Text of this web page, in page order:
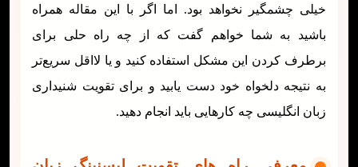
خیلی چشمگیر نخواهد بود. اما اگر با این مقاله همراه
باشید به شما خواهم گفت که از چه راه حلی برای
برطرف کردن این مشکل استفاده کنید و یا لااقل سریع‌تر
به نتیجه دلخواه خود دست یابید و برای تقویت شنیداری
زبان انگلیسی چه کارهایی باید انجام دهید.